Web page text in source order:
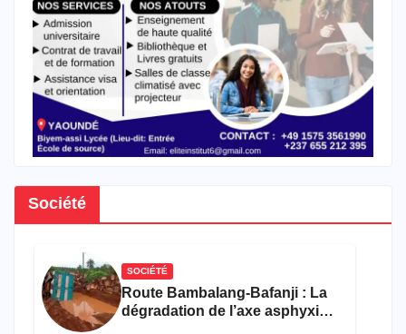
Société
SOCIÉTÉ
Route Bambalang-Bafanji : La
dégradation de l’axe asphyxie